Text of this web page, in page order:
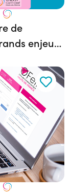
de
enjeux